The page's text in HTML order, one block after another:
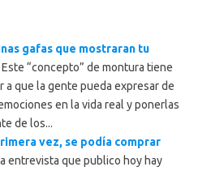
gafas que mostraran tu
Este “concepto” de montura tiene
a que la gente pueda expresar de
en la vida real y ponerlas
de los...
vez, se podía comprar
entrevista que publico hoy hay